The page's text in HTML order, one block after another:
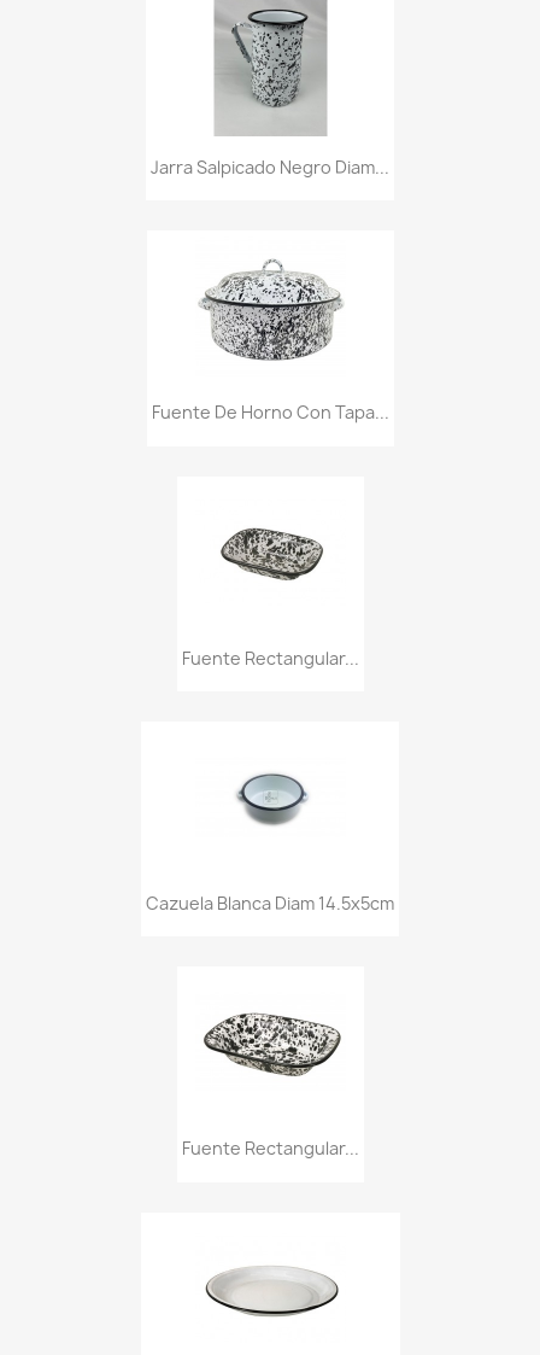
Jarra Salpicado Negro Diam...
Fuente De Horno Con Tapa...
Fuente Rectangular...
Cazuela Blanca Diam 14.5x5cm
Fuente Rectangular...